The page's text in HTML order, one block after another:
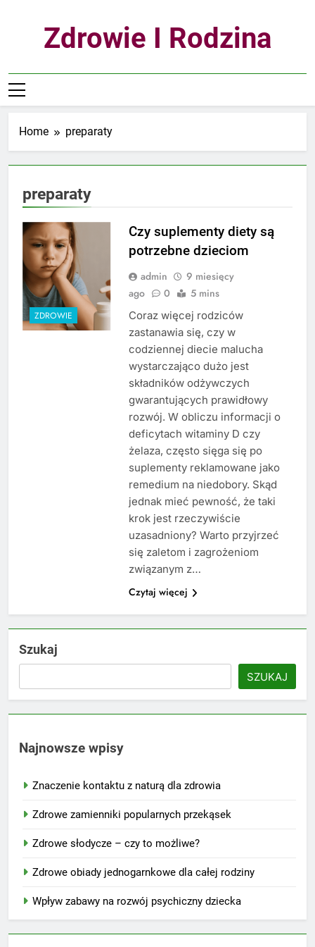
Zdrowie I Rodzina
Home preparaty
preparaty
ZDROWIE
Czy suplementy diety są
potrzebne dzieciom
admin
9 miesięcy
ago
0 5 mins
Coraz więcej rodziców
zastanawia się, czy w
codziennej diecie malucha
wystarczająco dużo jest
składników odżywczych
gwarantujących prawidłowy
rozwój. W obliczu informacji o
deficytach witaminy D czy
żelaza, często sięga się po
suplementy reklamowane jako
remedium na niedobory. Skąd
jednak mieć pewność, że taki
krok jest rzeczywiście
uzasadniony? Warto przyjrzeć
się zaletom i zagrożeniom
związanym z…
Czytaj więcej
Szukaj
SZUKAJ
Najnowsze wpisy
Znaczenie kontaktu z naturą dla zdrowia
Zdrowe zamienniki popularnych przekąsek
Zdrowe słodycze – czy to możliwe?
Zdrowe obiady jednogarnkowe dla całej rodziny
Wpływ zabawy na rozwój psychiczny dziecka